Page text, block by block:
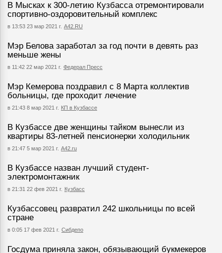
В Мысках к 300-летию Кузбасса отремонтировали
спортивно-оздоровительный комплекс
в 13:53 23 мар 2021 г. А42.RU
Мэр Белова заработал за год почти в девять раз
меньше жены
в 11:42 22 мар 2021 г. Федерал Пресс
Мэр Кемерова поздравил с 8 Марта коллектив
больницы, где проходит лечение
в 21:43 8 мар 2021 г. КП в Кузбассе
В Кузбассе две женщины тайком вынесли из
квартиры 83-летней пенсионерки холодильник
в 21:47 5 мар 2021 г. А42.ru
В Кузбассе назван лучший студент-
электромонтажник
в 21:31 22 фев 2021 г. Кузбасс
Кузбассовец развратил 242 школьницы по всей
стране
в 0:05 17 фев 2021 г. Сибдепо
Госдума приняла закон, обязывающий букмекеров